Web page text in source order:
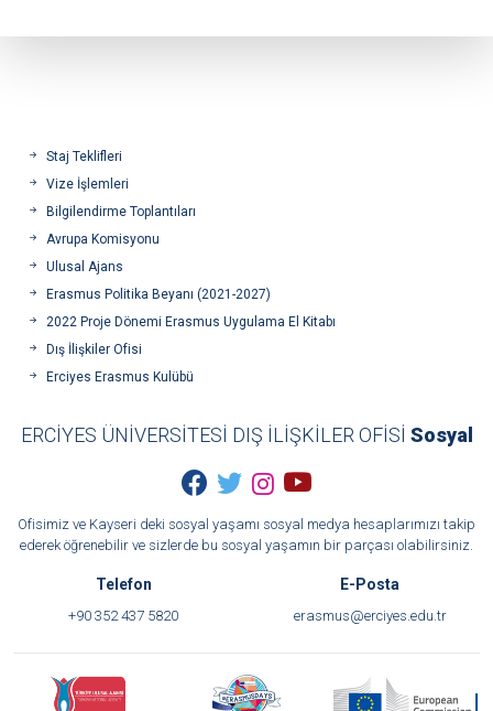
Staj Teklifleri
Vize İşlemleri
Bilgilendirme Toplantıları
Avrupa Komisyonu
Ulusal Ajans
Erasmus Politika Beyanı (2021-2027)
2022 Proje Dönemi Erasmus Uygulama El Kitabı
Dış İlişkiler Ofisi
Erciyes Erasmus Kulübü
ERCİYES ÜNİVERSİTESİ DIŞ İLİŞKİLER OFİSİ Sosyal
Ofisimiz ve Kayseri deki sosyal yaşamı sosyal medya hesaplarımızı takip
ederek öğrenebilir ve sizlerde bu sosyal yaşamın bir parçası olabilirsiniz.
Telefon
+90 352 437 5820
E-Posta
erasmus@erciyes.edu.tr